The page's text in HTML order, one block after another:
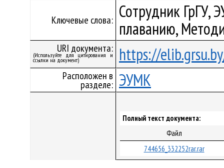
Ключевые слова: Сотрудник ГрГУ,
плаванию,
URI документа:
(Используйте для цитирования и
ссылки на документ) https://
Расположен в
разделе: ЭУМК
Полный текст документа:
Файл
744656_332252rar.rar